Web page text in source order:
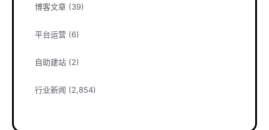
博客文章 (39)
平台运营 (6)
自助建站 (2)
行业新闻 (2,854)